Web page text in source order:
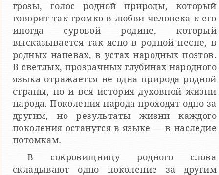
грозы, голос родной природы, который
говорит так громко в любви человека к его
иногда суровой родине, который
высказывается так ясно в родной песне, в
родных напевах, в устах народных поэтов.
В светлых, прозрачных глубинах народного
языка отражается не одна природа родной
страны, но и вся история духовной жизни
народа. Поколения народа проходят одно за
другим, но результаты жизни каждого
поколения останутся в языке — в наследие
потомкам.
В сокровищницу родного слова
складывают одно поколение за другим